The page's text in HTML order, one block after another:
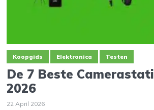
Koopgids Elektronica Testen
De 7 Beste
2026
22 April 2026